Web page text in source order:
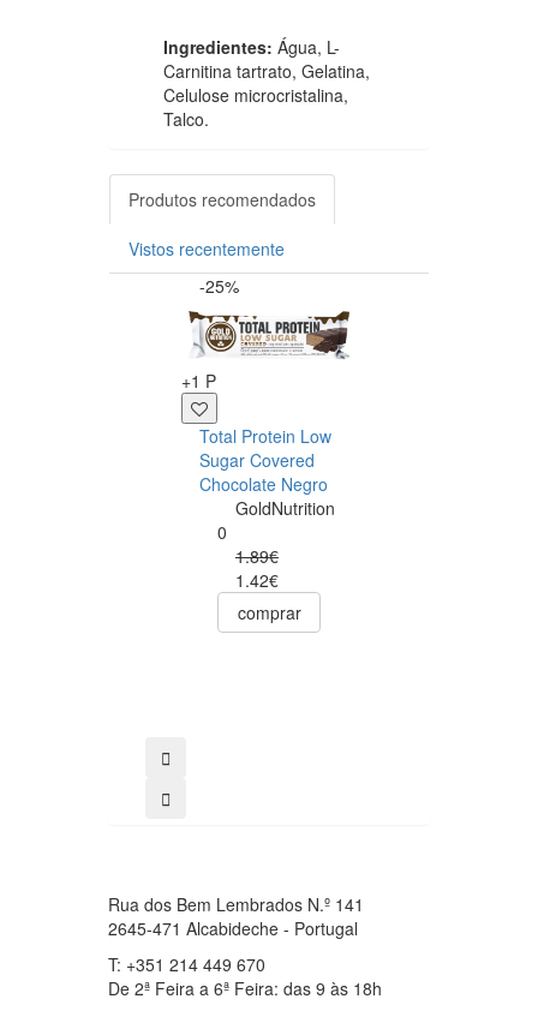
Ingredientes: Água, L-
Carnitina tartrato, Gelatina,
Celulose microcristalina,
Talco.
Produtos recomendados
Vistos recentemente
-25%
+1 P
Total Protein Low
Sugar Covered
Chocolate Negro
GoldNutrition
0
1.89€
1.42€
comprar
Rua dos Bem Lembrados N.º 141
2645-471 Alcabideche - Portugal
T: +351 214 449 670
De 2ª Feira a 6ª Feira: das 9 às 18h